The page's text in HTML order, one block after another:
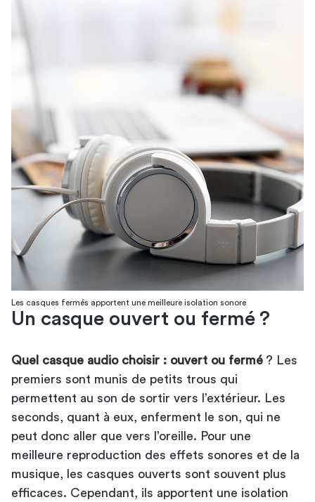
Les casques fermés apportent une meilleure isolation sonore
Un casque ouvert ou fermé ?
Quel casque audio choisir : ouvert ou fermé ? Les
premiers sont munis de petits trous qui
permettent au son de sortir vers l’extérieur. Les
seconds, quant à eux, enferment le son, qui ne
peut donc aller que vers l’oreille. Pour une
meilleure reproduction des effets sonores et de la
musique, les casques ouverts sont souvent plus
efficaces. Cependant, ils apportent une isolation